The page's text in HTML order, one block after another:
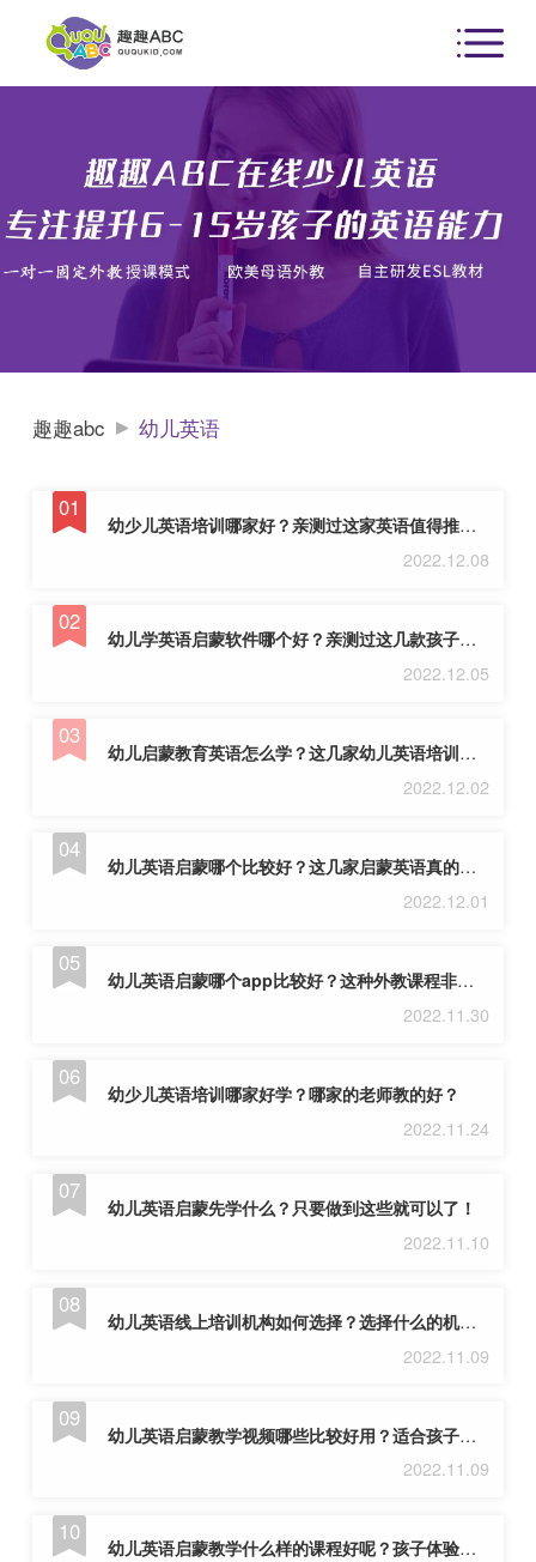
趣趣abc 幼儿英语
幼少儿英语培训哪家好？亲测过这家英语值得推荐！
2022.12.08
幼儿学英语启蒙软件哪个好？亲测过这几款孩子很爱！
2022.12.05
幼儿启蒙教育英语怎么学？这几家幼儿英语培训机构很适合学!
2022.12.02
幼儿英语启蒙哪个比较好？这几家启蒙英语真的不错！
2022.12.01
幼儿英语启蒙哪个app比较好？这种外教课程非常适合启蒙教学！
2022.11.30
幼少儿英语培训哪家好学？哪家的老师教的好？
2022.11.24
幼儿英语启蒙先学什么？只要做到这些就可以了！
2022.11.10
幼儿英语线上培训机构如何选择？选择什么的机构适合孩子学？
2022.11.09
幼儿英语启蒙教学视频哪些比较好用？适合孩子的才是最好的！
2022.11.09
幼儿英语启蒙教学什么样的课程好呢？孩子体验最好的是这家！